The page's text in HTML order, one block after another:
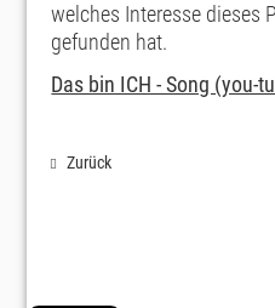
welches Interesse dieses
gefunden hat.
Das bin ICH - Song (you-
Zurück